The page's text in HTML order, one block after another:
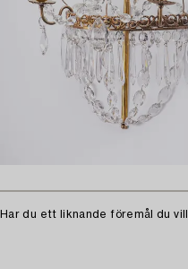
Har du ett liknande föremål du